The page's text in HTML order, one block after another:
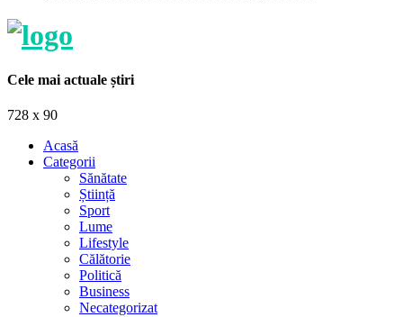
Cele mai actuale știri
728 x 90
Acasă
Categorii
Sănătate
Știință
Sport
Lume
Lifestyle
Călătorie
Politică
Business
Necategorizat